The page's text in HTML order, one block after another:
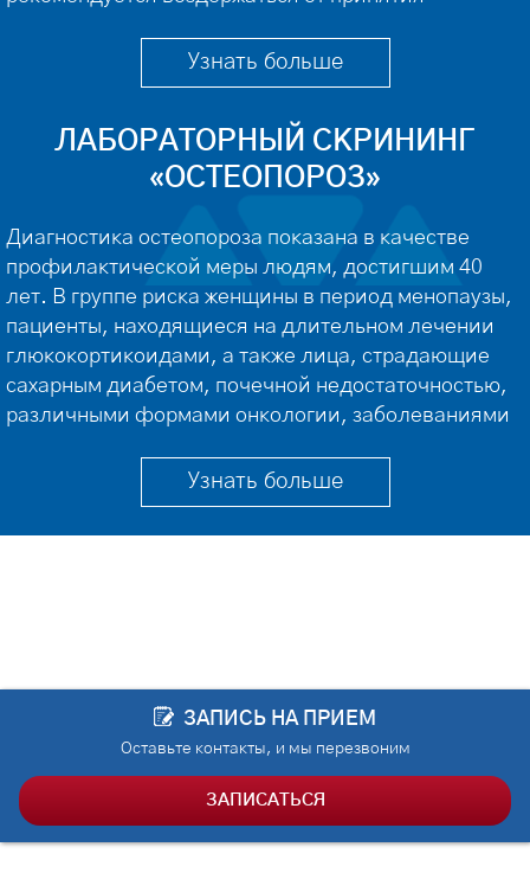
нагрузок. За 2 часа до посещения – от курения. […]
Узнать больше
ЛАБОРАТОРНЫЙ СКРИНИНГ
«ОСТЕОПОРОЗ»
Диагностика остеопороза показана в качестве
профилактической меры людям, достигшим 40
лет. В группе риска женщины в период менопаузы,
пациенты, находящиеся на длительном лечении
глюкокортикоидами, а также лица, страдающие
сахарным диабетом, почечной недостаточностью,
различными формами онкологии, заболеваниями
заболеваниями легких, ревматическими
болезнями. Периодичность планового
обследования: 1 раз в год. Первичные симптомы
Узнать больше
ЗАПИСЬ НА ПРИЕМ
Оставьте контакты, и мы перезвоним
ЗАПИСАТЬСЯ